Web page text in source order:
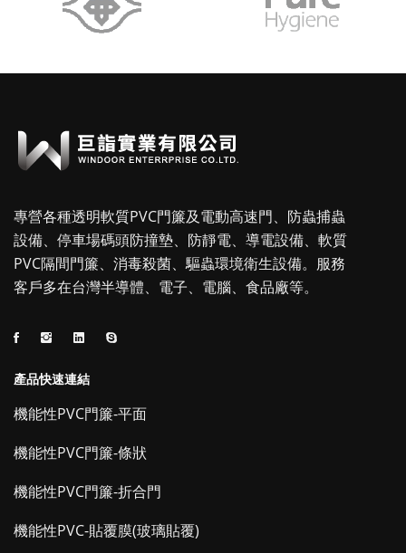
專營各種透明軟質PVC門簾及電動高速門、防蟲捕蟲
設備、停車場碼頭防撞墊、防靜電、導電設備、軟質
PVC隔間門簾、消毒殺菌、驅蟲環境衛生設備。服務
客戶多在台灣半導體、電子、電腦、食品廠等。
產品快速連結
機能性PVC門簾-平面
機能性PVC門簾-條狀
機能性PVC門簾-折合門
機能性PVC-貼覆膜(玻璃貼覆)